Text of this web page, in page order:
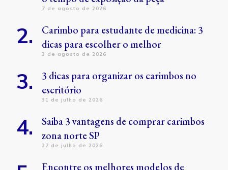
7 de agosto de 2026
Carimbo para estudante de medicina: 3
dicas para escolher o melhor
3 de agosto de 2026
3 dicas para organizar os carimbos no
escritório
31 de julho de 2026
Saiba 3 vantagens de comprar carimbos
zona norte SP
27 de julho de 2026
Encontre os melhores modelos de